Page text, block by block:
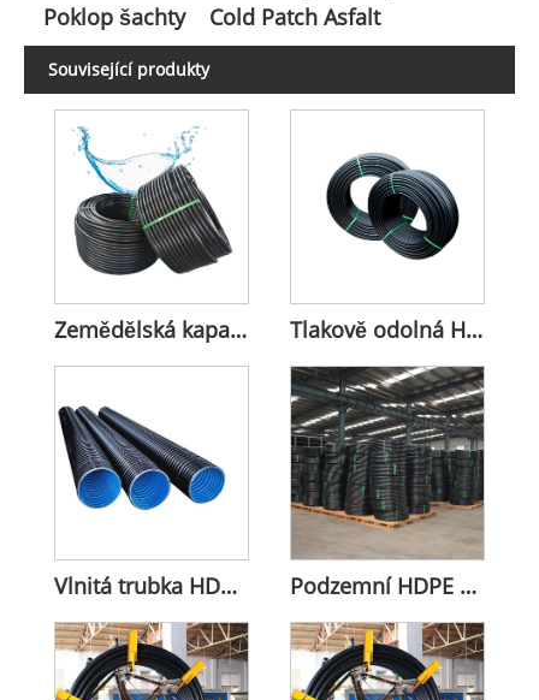
Poklop šachty
Cold Patch Asfalt
Související produkty
Zemědělská kapací závlaha HDPE potrubí Tlakově odolná HDPE trubka
Vlnitá trubka HDPE DW Podzemní HDPE napájecí komunikační vedení